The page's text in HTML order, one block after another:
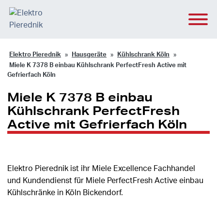
Elektro Pierednik Hausgeräte
Kühlschrank Köln
Miele K 7378 B einbau Kühlschrank PerfectFresh Active mit
Gefrierfach Köln
Miele K 7378 B einbau
Kühlschrank PerfectFresh
Active mit Gefrierfach Köln
Elektro Pierednik ist ihr Miele Excellence Fachhandel
und Kundendienst für Miele PerfectFresh Active einbau
Kühlschränke in Köln Bickendorf.